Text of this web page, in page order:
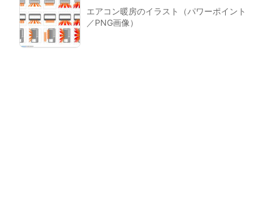
エアコン暖房のイラスト（パワーポイント
／PNG画像）